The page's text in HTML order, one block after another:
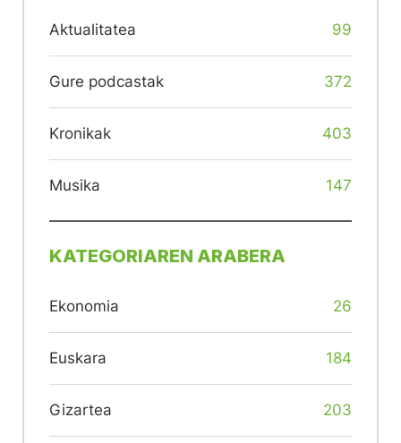
Aktualitatea 99
Gure podcastak 372
Kronikak 403
Musika 147
KATEGORIAREN ARABERA
Ekonomia 26
Euskara 184
Gizartea 203